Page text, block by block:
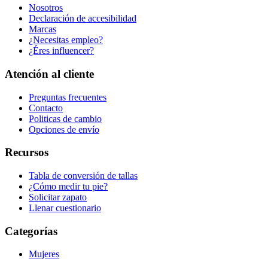
Nosotros
Declaración de accesibilidad
Marcas
¿Necesitas empleo?
¿Éres influencer?
Atención al cliente
Preguntas frecuentes
Contacto
Politicas de cambio
Opciones de envío
Recursos
Tabla de conversión de tallas
¿Cómo medir tu pie?
Solicitar zapato
Llenar cuestionario
Categorías
Mujeres